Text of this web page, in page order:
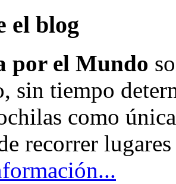
el blog
por el Mundo
sin tiempo
como
recorrer